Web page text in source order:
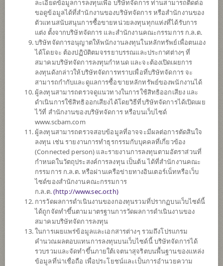
ตั้งแต่ต้นปี
+3.23%
ข้อมูล ณวันที่ 6 สิงหาคม 2569
มีเงินปันผล
มูลค่าหน่วยลงทุน
6.5301
-0.0202
ข้อมูล ณ วันที่ 6 ส.ค. 2569
*ตามสกุลเงินของกองทุน
ข้อมูลสรุป
ผลการดำเนินงาน
ข้อมูลการสั่งซื้อขาย
ดาวน์โหลดเอกสาร
ละเอียดข้อมูลการลงทุนเพื่อ บริษัทจัดการ ท่านสามารถติดต่อ
ขอดูข้อมูลได้ที่สำนักงานของบริษัทจัดการ หรือสำนักงานของ
ตัวแทนสนับสนุนการซื้อขายหน่วยลงทุนทุกแห่งที่ได้รับการ
แต่ง ตั้งจากบริษัทจัดการ และสำนักงานคณะกรรมการ ก.ล.ต.
บริษัทจัดการอนุญาตให้พนักงานลงทุนในหลักทรัพย์เพื่อตนเอง
ได้โดยจะ ต้องปฏิบัติตมจรรยาบรรณและประกาศต่างๆ ที่
สมาคมบริษัทจัดการลงทุนกำหนด และจะต้องเปิดเผยการ
ลงทุนดังกล่าวให้บริษัทจัดการทราบเพื่อที่บริษัทจัดการ จะ
สามารถกำกับและดูแลการซื้อขายหลักทรัพย์ของพนักงานได้
ผู้ลงทุนสามารถตรวจดูแนวทางในการใช้สิทธิออกเสียง และ
ดำเนินการใช้สิทธิออกเสียงได้โดยวิธีที่บริษัทจัดการได้เปิดเผย
ไว้ที่ สำนักงานของบริษัทจัดการ หรือบนเว็บไซด์
www.scbam.com
ผู้ลงทุนสามารถตรวจสอบข้อมูลที่อาจจะมีผลต่อการตัดสินใจ
ลงทุน เช่น รายงานการทำธุรกรรมกับบุคคลที่เกี่ยวข้อง
(Connected person) และรายงานการลงทุนตามอัตราส่วนที่
กำหนดในวัตถุประสงค์การลงทุน เป็นต้น ได้ที่สำนักงานคณะ
กรรมการ ก.ล.ต. หรือผ่านเครือข่ายทางอินเตอร์เน็ทหรือเว็บ
ไซด์ของสำนักงานคณะกรรมการ
ก.ล.ต.(http://www.sec.or.th)
การวัดผลการดำเนินงานของกองทุนรวมที่ปรากฏบนเว็บไซด์นี้
ได้ถูกจัดทำขึ้นตามมาตรฐานการวัดผลการดำเนินงานของ
สมาคมบริษัทจัดการลงทุน
ในการเผยแพร่ข้อมูลและเอกสารต่างๆ รวมถึงโปรแกรม
คำนวณผลตอบแทนการลงทุนบนเว็บไซด์นี้ บริษัทจัดการได้
รวบรวมและจัดทำขึ้นภายใต้เจตนาสุจริตบนพื้นฐานของแหล่ง
ข้อมูลที่น่าเชื่อถือ เพื่อประโยชน์และเป็นการอำนวยความ